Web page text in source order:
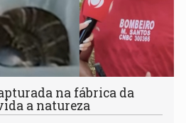
na fábrica da
a natureza